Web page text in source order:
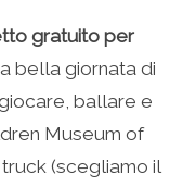
gratuito per
bella giornata di
ballare e
Museum of
(scegliamo il